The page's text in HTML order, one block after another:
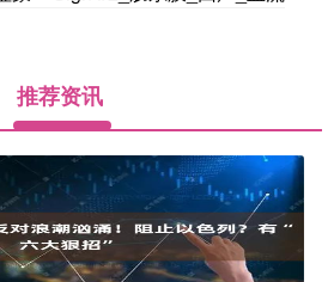
推荐资讯